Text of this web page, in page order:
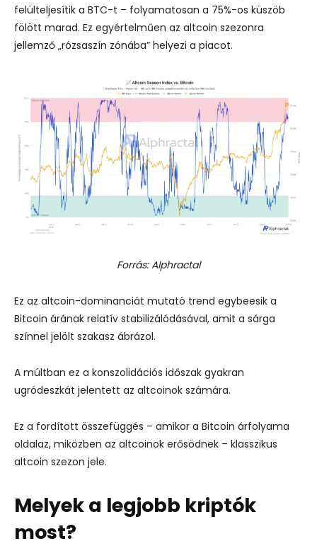
felülteljesítik a BTC-t – folyamatosan a 75%-os küszöb
fölött marad. Ez egyértelműen az altcoin szezonra
jellemző „rózsaszín zónába” helyezi a piacot.
Forrás: Alphractal
Ez az altcoin-dominanciát mutató trend egybeesik a
Bitcoin árának relatív stabilizálódásával, amit a sárga
színnel jelölt szakasz ábrázol.
A múltban ez a konszolidációs időszak gyakran
ugródeszkát jelentett az altcoinok számára.
Ez a fordított összefüggés – amikor a Bitcoin árfolyama
oldalaz, miközben az altcoinok erősödnek – klasszikus
altcoin szezon jele.
Melyek a legjobb kriptók
most?